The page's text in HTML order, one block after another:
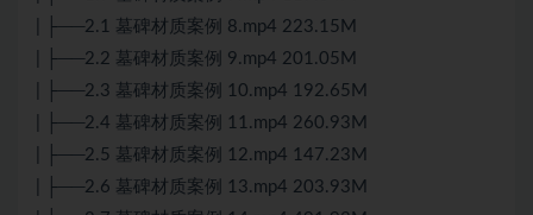
| ├──2.1 墓碑材质案例 8.mp4 223.15M
| ├──2.2 墓碑材质案例 9.mp4 201.05M
| ├──2.3 墓碑材质案例 10.mp4 192.65M
| ├──2.4 墓碑材质案例 11.mp4 260.93M
| ├──2.5 墓碑材质案例 12.mp4 147.23M
| ├──2.6 墓碑材质案例 13.mp4 203.93M